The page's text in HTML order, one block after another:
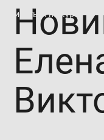
Записаться на курс